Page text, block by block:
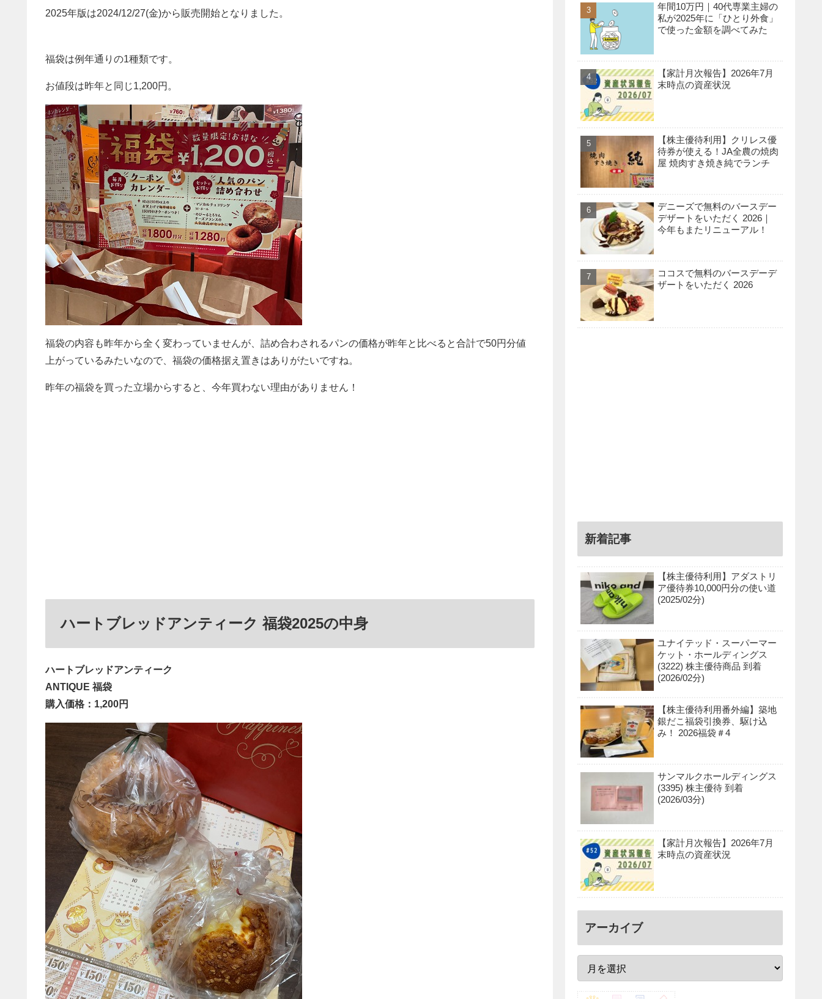
2025年版は2024/12/27(金)から販売開始となりました。
福袋は例年通りの1種類です。
お値段は昨年と同じ1,200円。
福袋の内容も昨年から全く変わっていませんが、詰め合わされるパンの価格が昨年と比べると合計で50円分値
上がっているみたいなので、福袋の価格据え置きはありがたいですね。
昨年の福袋を買った立場からすると、今年買わない理由がありません！
ハートブレッドアンティーク 福袋2025の中身
ハートブレッドアンティーク
ANTIQUE 福袋
購入価格：1,200円
年間10万円｜40代専業主婦の
私が2025年に「ひとり外食」
で使った金額を調べてみた
【家計月次報告】2026年7月
末時点の資産状況
【株主優待利用】クリレス優
待券が使える！JA全農の焼肉
屋 焼肉すき焼き純でランチ
デニーズで無料のバースデー
デザートをいただく 2026｜
今年もまたリニューアル！
ココスで無料のバースデーデ
ザートをいただく 2026
新着記事
【株主優待利用】アダストリ
ア優待券10,000円分の使い道
(2025/02分)
ユナイテッド・スーパーマー
ケット・ホールディングス
(3222) 株主優待商品 到着
(2026/02分)
【株主優待利用番外編】築地
銀だこ福袋引換券、駆け込
み！ 2026福袋＃4
サンマルクホールディングス
(3395) 株主優待 到着
(2026/03分)
【家計月次報告】2026年7月
末時点の資産状況
アーカイブ